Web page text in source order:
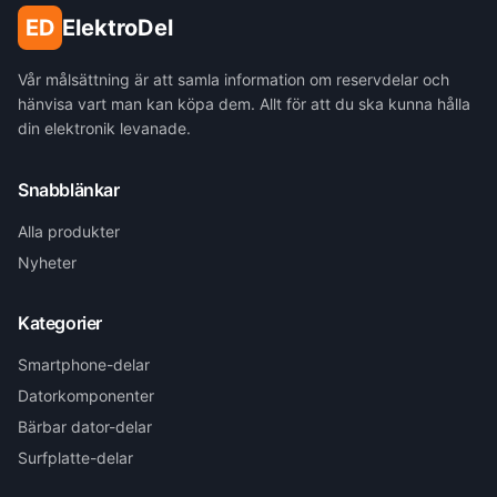
ED ElektroDel
Vår målsättning är att samla information om reservdelar och
hänvisa vart man kan köpa dem. Allt för att du ska kunna hålla
din elektronik levanade.
Snabblänkar
Alla produkter
Nyheter
Kategorier
Smartphone-delar
Datorkomponenter
Bärbar dator-delar
Surfplatte-delar